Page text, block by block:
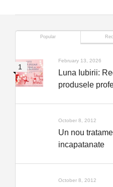
Popular
February 13, 2026
Luna Iubirii:
produsele
October 8, 2012
Un nou
incapatanate
October 8, 2012